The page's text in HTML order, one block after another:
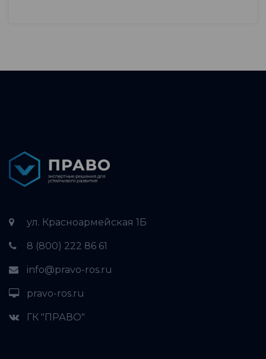
ул. Красноармейская 1Б
8 (800) 222 86 61
info@pravo-ros.ru
pravo-ros.ru
ГК "ПРАВО"